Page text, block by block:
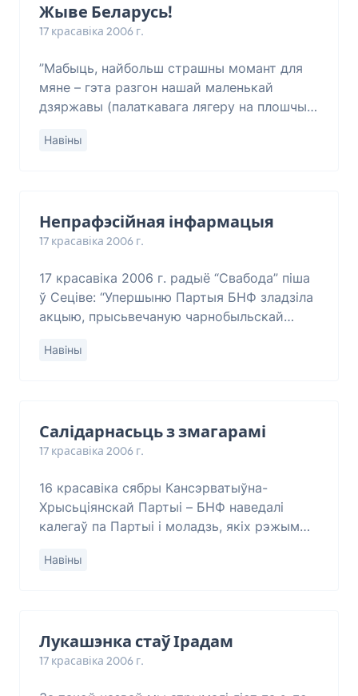
Жыве Беларусь!
17 красавіка 2006 г.
”Мабыць, найбольш страшны момант для
мяне – гэта разгон нашай маленькай
дзяржавы (палаткавага лягеру на плошчы
адміністрацыяй, межамі, сваімі законамі і
Навіны
Непрафэсійная інфармацыя
17 красавіка 2006 г.
17 красавіка 2006 г. радыё “Свабода” піша
ў Сеціве: “Упершыню Партыя БНФ зладзіла
акцыю, прысьвечаную чарнобыльскай
людзей выйшлі на плошчу Незалежнасьці й
Навіны
Салідарнасьць з змагарамі
17 красавіка 2006 г.
16 красавіка сябры Кансэрватыўна-
Хрысьціянскай Партыі – БНФ наведалі
калегаў па Партыі і моладзь, якіх рэжым
красавіка 2006 г. За арганізацыю і ўдзел ў
Навіны
Лукашэнка стаў Ірадам
17 красавіка 2006 г.